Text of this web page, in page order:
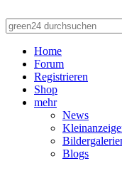
Home
Forum
Registrieren
Shop
mehr
News
Blogs